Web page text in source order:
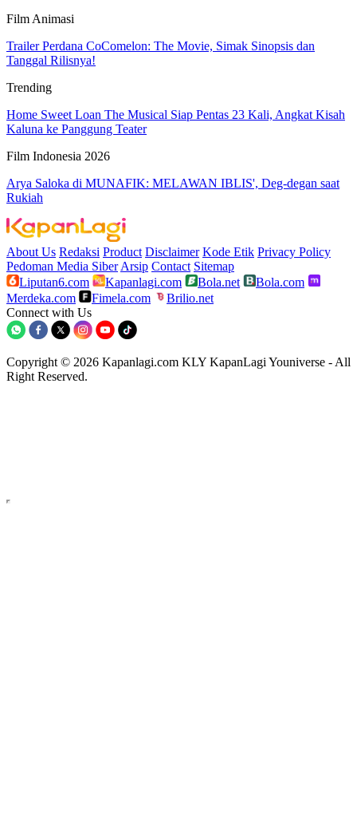
Film Animasi
Trailer Perdana CoComelon: The Movie, Simak Sinopsis dan
Tanggal Rilisnya!
Trending
Home Sweet Loan The Musical Siap Pentas 23 Kali, Angkat Kisah
Kaluna ke Panggung Teater
Film Indonesia 2026
Arya Saloka di MUNAFIK: MELAWAN IBLIS', Deg-degan saat
Rukiah
About Us Redaksi Product Disclaimer Kode Etik Privacy Policy
Pedoman Media Siber Arsip Contact Sitemap
Liputan6.com
Kapanlagi.com Bola.net
Bola.com
Merdeka.com
Fimela.com
Brilio.net
Connect with Us
Copyright © 2026 Kapanlagi.com KLY KapanLagi Youniverse - All
Right Reserved.